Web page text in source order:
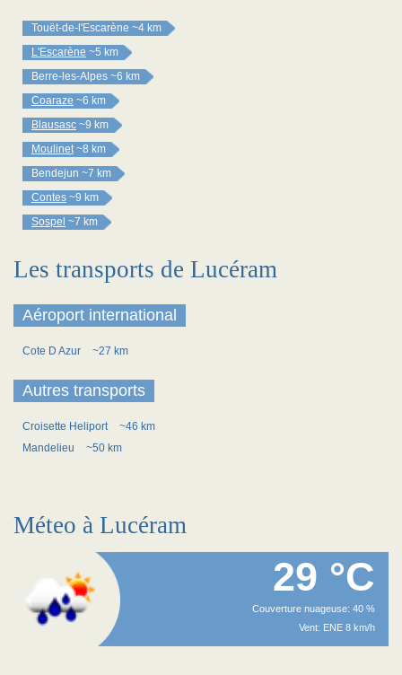
Touët-de-l'Escarène ~4 km
L'Escarène ~5 km
Berre-les-Alpes ~6 km
Coaraze ~6 km
Blausasc ~9 km
Moulinet ~8 km
Bendejun ~7 km
Contes ~9 km
Sospel ~7 km
Les transports de Lucéram
Aéroport international
Cote D Azur ~27 km
Autres transports
Croisette Heliport
~46 km
Mandelieu
~50 km
Méteo à Lucéram
29 °C
Couverture nuageuse: 40 %
Vent: ENE 8 km/h